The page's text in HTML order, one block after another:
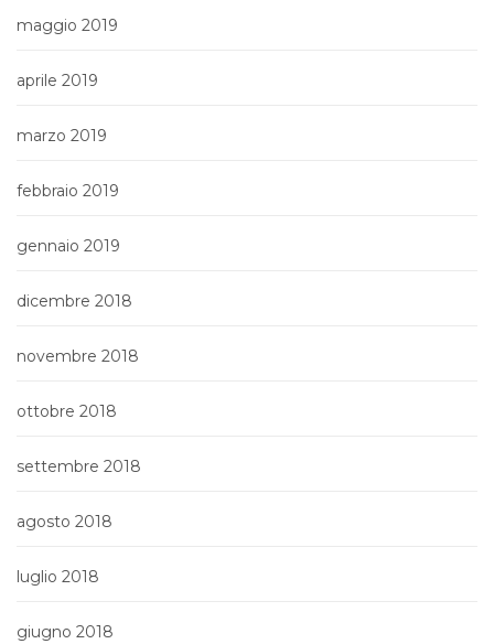
maggio 2019
aprile 2019
marzo 2019
febbraio 2019
gennaio 2019
dicembre 2018
novembre 2018
ottobre 2018
settembre 2018
agosto 2018
luglio 2018
giugno 2018